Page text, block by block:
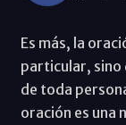
Es más, la
particular, sino
de toda
oración es una